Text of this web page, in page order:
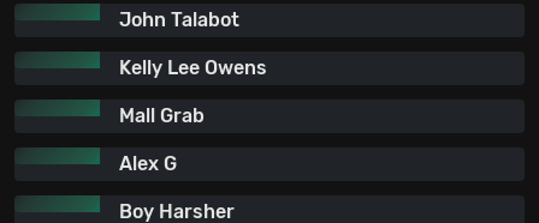
John Talabot
Kelly Lee Owens
Mall Grab
Alex G
Boy Harsher